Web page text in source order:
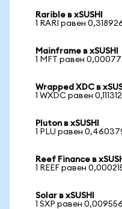
Rarible в xSUSHI
1 RARI равен
Mainframe в xSUSHI
1 MFT равен
Wrapped XDC в
1 WXDC равен
Pluton в xSUSHI
1 PLU равен
Reef Finance в
1 REEF равен
Solar в xSUSHI
1 SXP равен 0,009556